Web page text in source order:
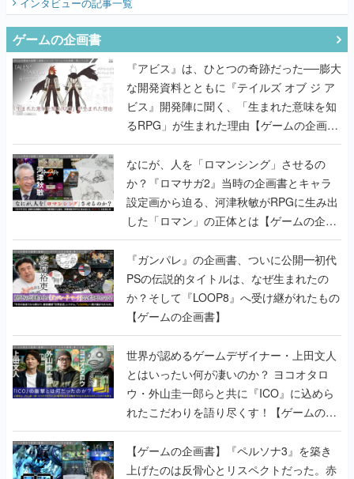
ゲームの企画書
『アビス』は、ひとつの奇跡だった──膨大
な開発資料とともに『テイルズ オブ ジ ア
ビス』開発陣に聞く、「生まれた意味を知
るRPG」が生まれた理由【ゲームの企画
書】
なにが、人を「ロマンシング」させるの
か？『ロマサガ2』当時の企画書とキャラ
設定画から迫る、河津秋敏がRPGに生み出
した「ロマン」の正体とは【ゲームの企画
書】
『ガンパレ』の企画書、ついに公開━初代
PSの伝説的タイトルは、なぜ生まれたの
か？そして『LOOP8』へ受け継がれたもの
【ゲームの企画書】
世界が認めるゲームデザイナー・上田文人
とはいったい何が凄いのか？ ヨコオタロ
ウ・外山圭一郎らと共に『ICO』に込めら
れたこだわりを語り尽くす！【ゲームの企
画書】
【ゲームの企画書】『ペルソナ3』を築き
上げたのは反骨心とリスペクトだった。赤